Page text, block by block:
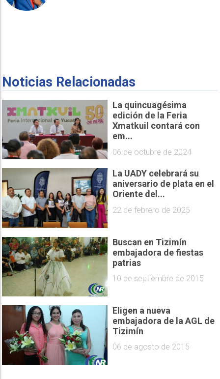
Noticias Relacionadas
La quincuagésima
edición de la Feria
Xmatkuil contará con
em...
06 de octubre de 2024
La UADY celebrará su
aniversario de plata en el
Oriente del...
22 de febrero de 2025
Buscan en Tizimín
embajadora de fiestas
patrias
10 de septiembre de 2015
Eligen a nueva
embajadora de la AGL de
Tizimín
06 de agosto de 2015